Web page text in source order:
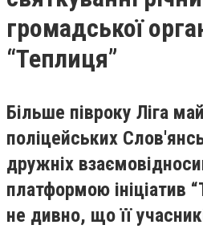
громадської
“Теплиця”
Більше півроку Ліга
поліцейських
дружніх
платформою ініціатив
не дивно, що її